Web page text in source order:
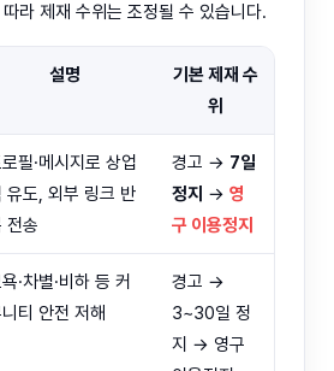
라 제재 수위는 조정될 수 있습니다.
설명
기본 제재 수
위
필·메시지로 상업
유도, 외부 링크 반
전송
경고 → 7일
정지 → 영
구 이용정지
·차별·비하 등 커
티 안전 저해
경고 →
3~30일 정
지 → 영구